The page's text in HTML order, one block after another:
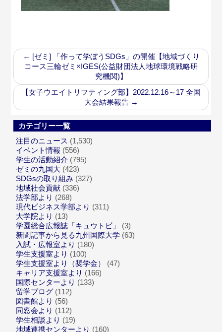
← [ゼミ] 「作って学ぼうSDGs」の開催【地域づくり
コース三輪ゼミ×IGES(公益財団法人地球環境戦略研
究機関)】
【女子ウエイトリフティング部】2022.12.16～17 全国
大会結果報告 →
カテゴリー一覧
注目のニュース (1,530)
イベント情報 (556)
学生の活動紹介 (795)
ゼミの九国大 (423)
SDGsの取り組み (327)
地域社会貢献 (336)
法学部より (268)
現代ビジネス学部より (311)
大学院より (13)
学園総合広報誌「キュウトビ」
(3)
新聞記事から見る九州国際大学 (63)
入試・広報室より (180)
学生支援室より (100)
学生支援室より（奨学金）
(47)
キャリア支援室より (166)
国際センターより (133)
留学ブログ (112)
図書館より (56)
同窓会より (112)
学生相談より (19)
地域連携センターより (160)